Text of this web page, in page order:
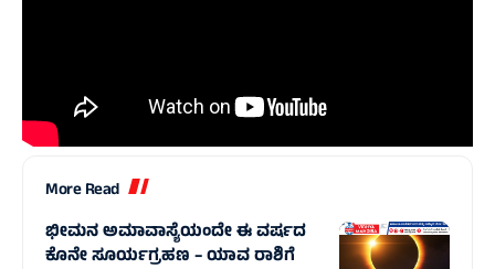
More Read
ಭೀಮನ ಅಮಾವಾಸ್ಯೆಯಂದೇ ಈ ವರ್ಷದ
ಕೊನೇ ಸೂರ್ಯಗ್ರಹಣ – ಯಾವ ರಾಶಿಗೆ